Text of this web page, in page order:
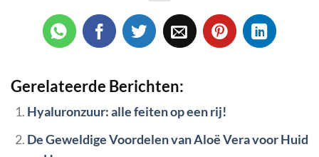
Gerelateerde Berichten:
Hyaluronzuur: alle feiten op een rij!
De Geweldige Voordelen van Aloë Vera voor Huid